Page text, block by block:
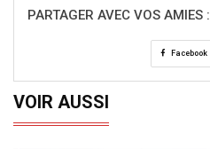
PARTAGER AVEC VOS AMIES :
Facebook
VOIR AUSSI